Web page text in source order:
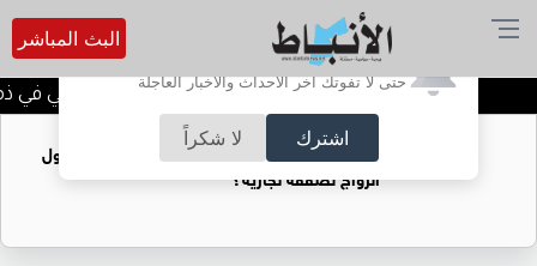
أترغب في تفعيل الإشعارات؟
حتى لا تفوتك آخر الأحداث والأخبار العاجلة
اشترك لا شكراً
البث المباشر
الحاجة خالدة محمود الكرمي في ذمة
فتيات يستغللنه لتحقيق مكاسب مادية.. هل تحول
الزواج لصفقة تجارية؟